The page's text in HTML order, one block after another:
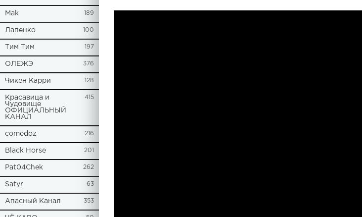
Mak 189
Лапенко 100
Tим Тим 197
ОЛЕЖЭ 376
Чикен Карри 128
Красавица и
Чудовище
ОФИЦИАЛЬНЫЙ
КАНАЛ
415
comedoz 216
Black Horse 201
Pat04Chek 262
Satyr 63
Апасный Канал 353